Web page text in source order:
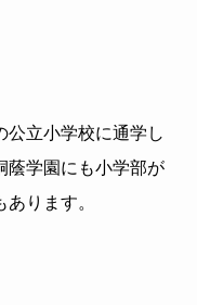
公立小学校に通学し
蔭学園にも小学部が
ります。